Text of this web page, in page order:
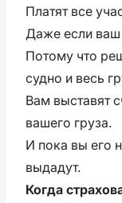
Платят все
Даже если ваш
Потому что
судно и весь
Вам выставят
вашего груза.
И пока вы его
выдадут.
Когда